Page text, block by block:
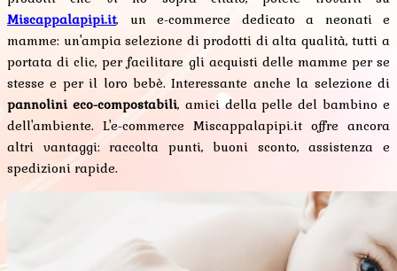
Miscappalapipi.it, un e-commerce dedicato a neonati e
mamme: un'ampia selezione di prodotti di alta qualità, tutti a
portata di clic, per facilitare gli acquisti delle mamme per se
stesse e per il loro bebè. Interessante anche la selezione di
pannolini eco-compostabili, amici della pelle del bambino e
dell'ambiente. L'e-commerce Miscappalapipi.it offre ancora
altri vantaggi: raccolta punti, buoni sconto, assistenza e
spedizioni rapide.